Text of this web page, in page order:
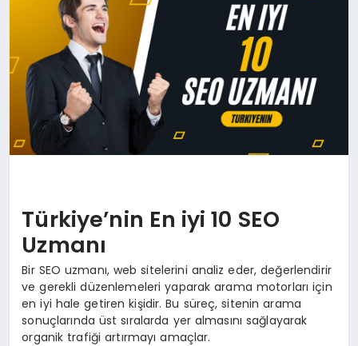
Türkiye’nin En iyi 10 SEO
Uzmanı
Bir SEO uzmanı, web sitelerini analiz eder, değerlendirir
ve gerekli düzenlemeleri yaparak arama motorları için
en iyi hale getiren kişidir. Bu süreç, sitenin arama
sonuçlarında üst sıralarda yer almasını sağlayarak
organik trafiği artırmayı amaçlar.